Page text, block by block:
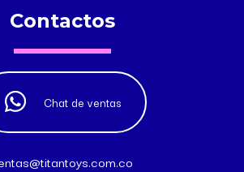
Contactos
Chat de ventas